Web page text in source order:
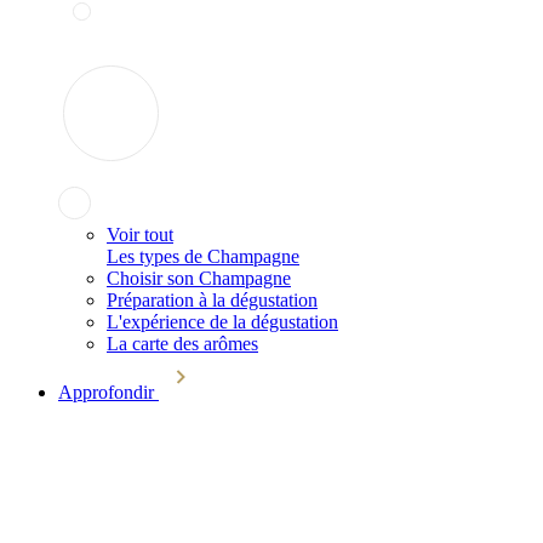
Voir tout
Les types de Champagne
Choisir son Champagne
Préparation à la dégustation
L'expérience de la dégustation
La carte des arômes
Approfondir